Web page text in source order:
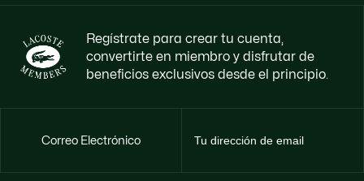
Regístrate para crear tu cuenta,
convertirte en miembro y disfrutar de
beneficios exclusivos desde el principio.
Correo Electrónico